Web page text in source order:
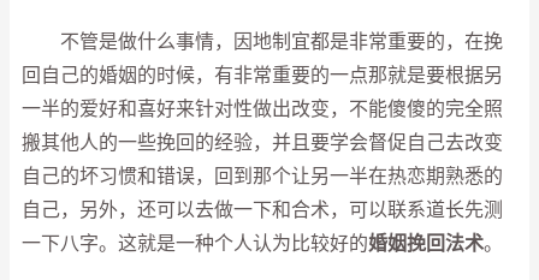
不管是做什么事情，因地制宜都是非常重要的，在挽
回自己的婚姻的时候，有非常重要的一点那就是要根据另
一半的爱好和喜好来针对性做出改变，不能傻傻的完全照
搬其他人的一些挽回的经验，并且要学会督促自己去改变
自己的坏习惯和错误，回到那个让另一半在热恋期熟悉的
自己，另外，还可以去做一下和合术，可以联系道长先测
一下八字。这就是一种个人认为比较好的婚姻挽回法术。